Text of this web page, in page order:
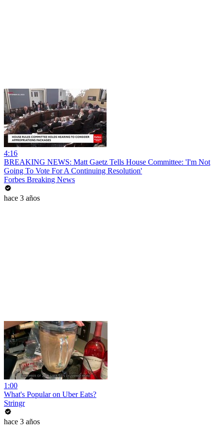
4:16
BREAKING NEWS: Matt Gaetz Tells House Committee: 'I'm Not
Going To Vote For A Continuing Resolution'
Forbes Breaking News
hace 3 años
1:00
What's Popular on Uber Eats?
Stringr
hace 3 años